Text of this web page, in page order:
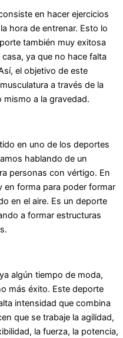
en hacer ejercicios
hora de entrenar. Esto lo
también muy exitosa
ya que no hace falta
el objetivo de este
a través de la
a la gravedad.
en uno de los deportes
hablando de un
personas con vértigo. En
en forma para poder formar
en el aire. Es un deporte
a formar estructuras
algún tiempo de moda,
más éxito. Este deporte
intensidad que combina
que se trabaje la agilidad,
la fuerza, la potencia,